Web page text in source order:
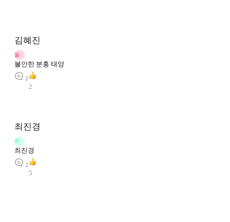
김혜진
불
불안한 분홍 태양
1
2
최진경
최
최진경
1
5